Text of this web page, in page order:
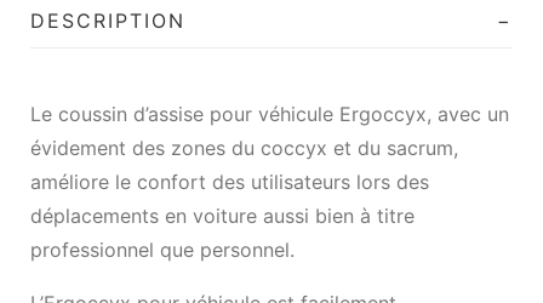
DESCRIPTION
Le coussin d’assise pour véhicule Ergoccyx, avec un
évidement des zones du coccyx et du sacrum,
améliore le confort des utilisateurs lors des
déplacements en voiture aussi bien à titre
professionnel que personnel.